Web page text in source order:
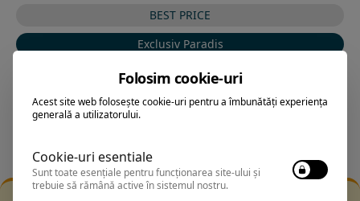
BEST PRICE
Exclusiv Paradis
Stele 1-5
Stele 5-1
Folosim cookie-uri
Acest site web folosește cookie-uri pentru a îmbunătăți experiența
generală a utilizatorului.
Cookie-uri esentiale
Sunt toate esențiale pentru funcționarea site-ului și
trebuie să rămână active în sistemul nostru.